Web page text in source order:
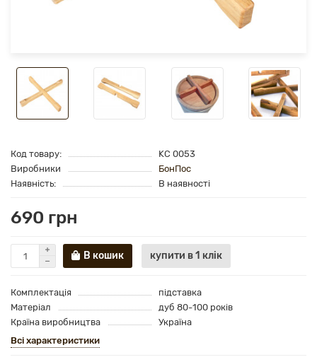
Код товару:
KC 0053
Виробники
БонПос
Наявність:
В наявності
690 грн
В кошик купити в 1 клік
Комплектація
підставка
Матеріал
дуб 80-100 років
Країна виробництва
Україна
Всі характеристики